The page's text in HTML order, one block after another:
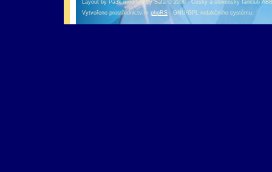
Layout by Pa3k modified by Safa © 2006 - Český a slovenský fanklub
Vytvořeno prostřednictvím phpRS - GNU/GPL redakčního systému.